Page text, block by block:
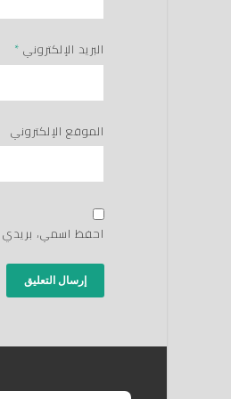
البريد الإلكتروني *
الموقع الإلكتروني
احفظ اسمي، بريدي